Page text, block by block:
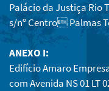
Palácio da Justiça Rio
s/nº Centro Palmas
ANEXO I:
Edifício Amaro
com Avenida NS 01 LT